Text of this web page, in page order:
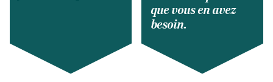
que vous en avez
besoin.